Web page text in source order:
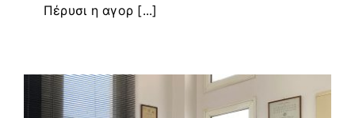
Πέρυσι η αγορ [...]